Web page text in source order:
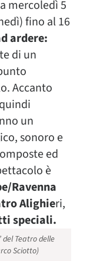
mercoledì 5
fino al 16
ardere:
di un
Accanto
un
sonoro e
ed
è
Ravenna
Alighieri,
speciali.
del Teatro delle
Sciotto)